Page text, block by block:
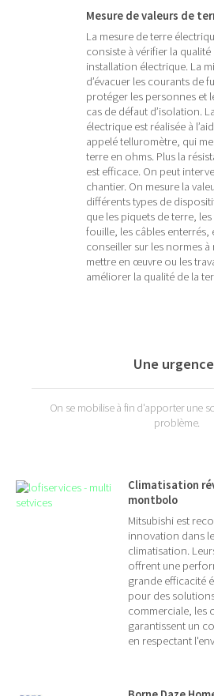
Mesure de valeurs de
La mesure de terre
consiste à vérifier la qualité
installation électrique. La
d’évacuer les courants de
protéger les personnes et
cas de défaut d’isolation.
électrique est réalisée à
appelé telluromètre, qui
terre en ohms. Plus la
est efficace. On peut
chantier. On mesure la
différents types de
que les piquets de terre,
fouille, les câbles enterrés,
conseiller sur les normes
mettre en œuvre ou les
améliorer la qualité de la
Une
On se mobilise à fin d'apporter une
problème.
Climatisation
montbolo
Mitsubishi est
innovation dans
climatisation.
offrent une
grande efficacité
pour des
commerciale, les
garantissent un
en respectant